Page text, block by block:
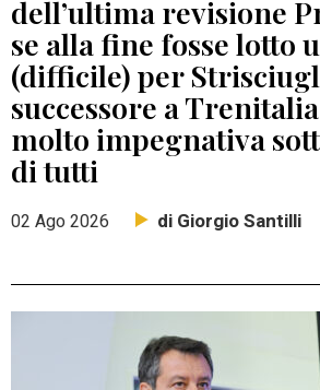
dell’ultima revisione
se alla fine fosse lotto
(difficile) per
successore a
molto impegnativa
di tutti
02 Ago 2026 di Giorgio Santilli